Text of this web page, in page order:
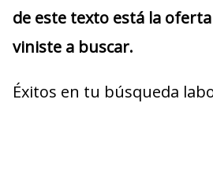
de este texto está la
viniste a buscar.
Éxitos en tu búsqueda